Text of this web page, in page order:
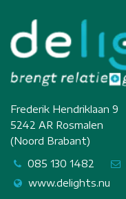
Frederik Hendriklaan 9
5242 AR Rosmalen
(Noord Brabant)
085 130 1482
www.delights.nu